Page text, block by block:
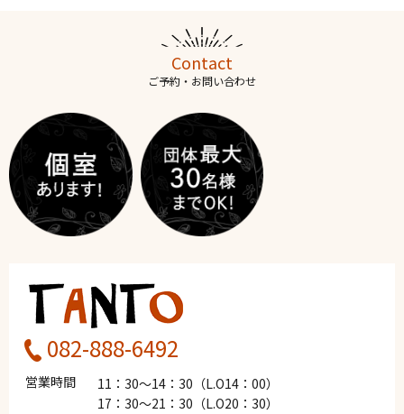
Contact
ご予約・お問い合わせ
082-888-6492
営業時間
11：30～14：30（L.O14：00）
17：30～21：30（L.O20：30）